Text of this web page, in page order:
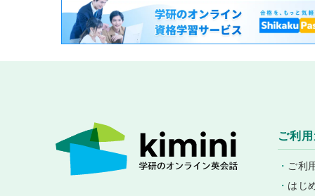
ご利
・ ご利
・ はじ